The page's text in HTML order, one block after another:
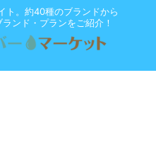
ト。約40種のブランドから
ンド・プランをご紹介！